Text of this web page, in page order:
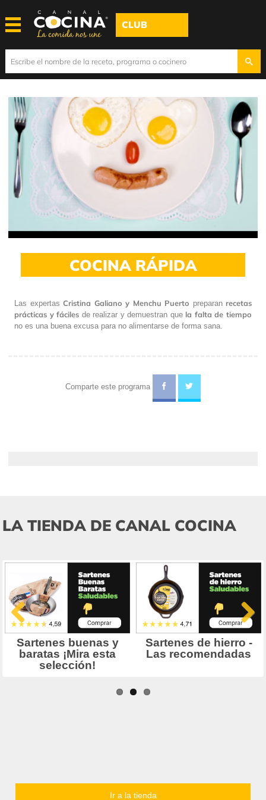
CLUB
COCINA RÁPIDA
Las expertas Cristina Galiano y Menchu Puerto preparan recetas
prácticas y fáciles de realizar y demuestran que la falta de tiempo
no es una buena excusa para no alimentarse de forma sana.
Comparte este programa
LA TIENDA DE CANAL COCINA
Ir a la tienda